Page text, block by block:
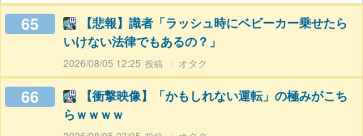
65
【悲報】識者「ラッシュ時にベビーカー乗せたら
いけない法律でもあるの？」
2026/08/05 12:25 オタク
66
【衝撃映像】「かもしれない運転」の極みがこち
らｗｗｗｗ